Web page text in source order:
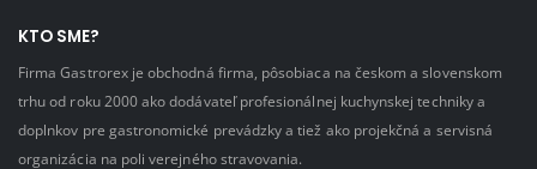
KTO SME?
Firma Gastrorex je obchodná firma, pôsobiaca na českom a slovenskom
trhu od roku 2000 ako dodávateľ profesionálnej kuchynskej techniky a
doplnkov pre gastronomické prevádzky a tiež ako projekčná a servisná
organizácia na poli verejného stravovania.